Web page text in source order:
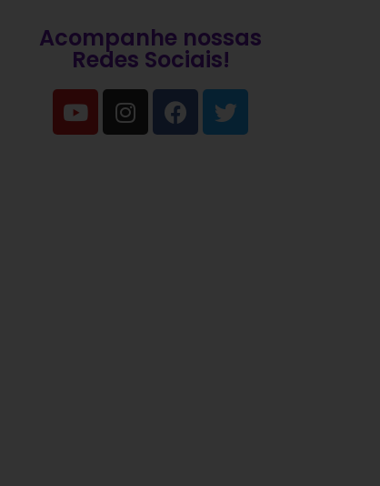
Acompanhe nossas
Redes Sociais!